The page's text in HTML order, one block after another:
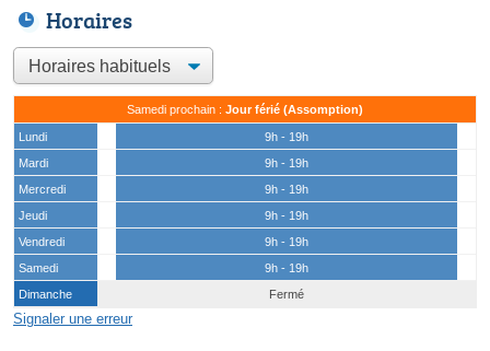
Horaires
Samedi prochain : Jour férié (Assomption)
Lundi
9h - 19h
Mardi
9h - 19h
Mercredi
9h - 19h
Jeudi
9h - 19h
Vendredi
9h - 19h
Samedi
9h - 19h
Dimanche
Fermé
Signaler une erreur